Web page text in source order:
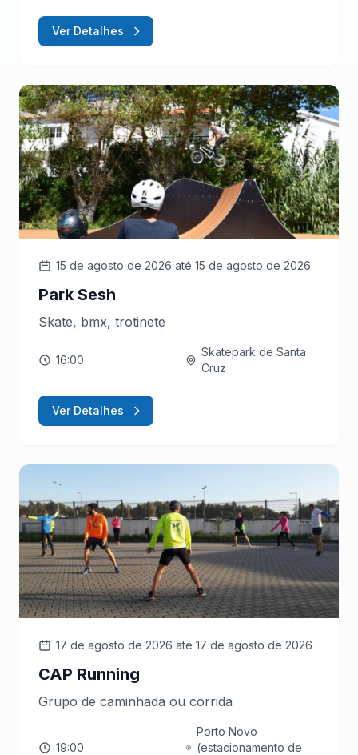
Ver Detalhes
15 de agosto de 2026 até 15 de agosto de 2026
Park Sesh
Skate, bmx, trotinete
16:00
Skatepark de Santa
Cruz
Ver Detalhes
17 de agosto de 2026 até 17 de agosto de 2026
CAP Running
Grupo de caminhada ou corrida
19:00
Porto Novo
(estacionamento de